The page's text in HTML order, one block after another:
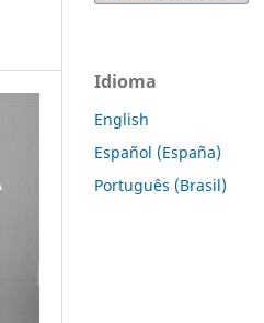
Idioma
English
Español (España)
Português (Brasil)